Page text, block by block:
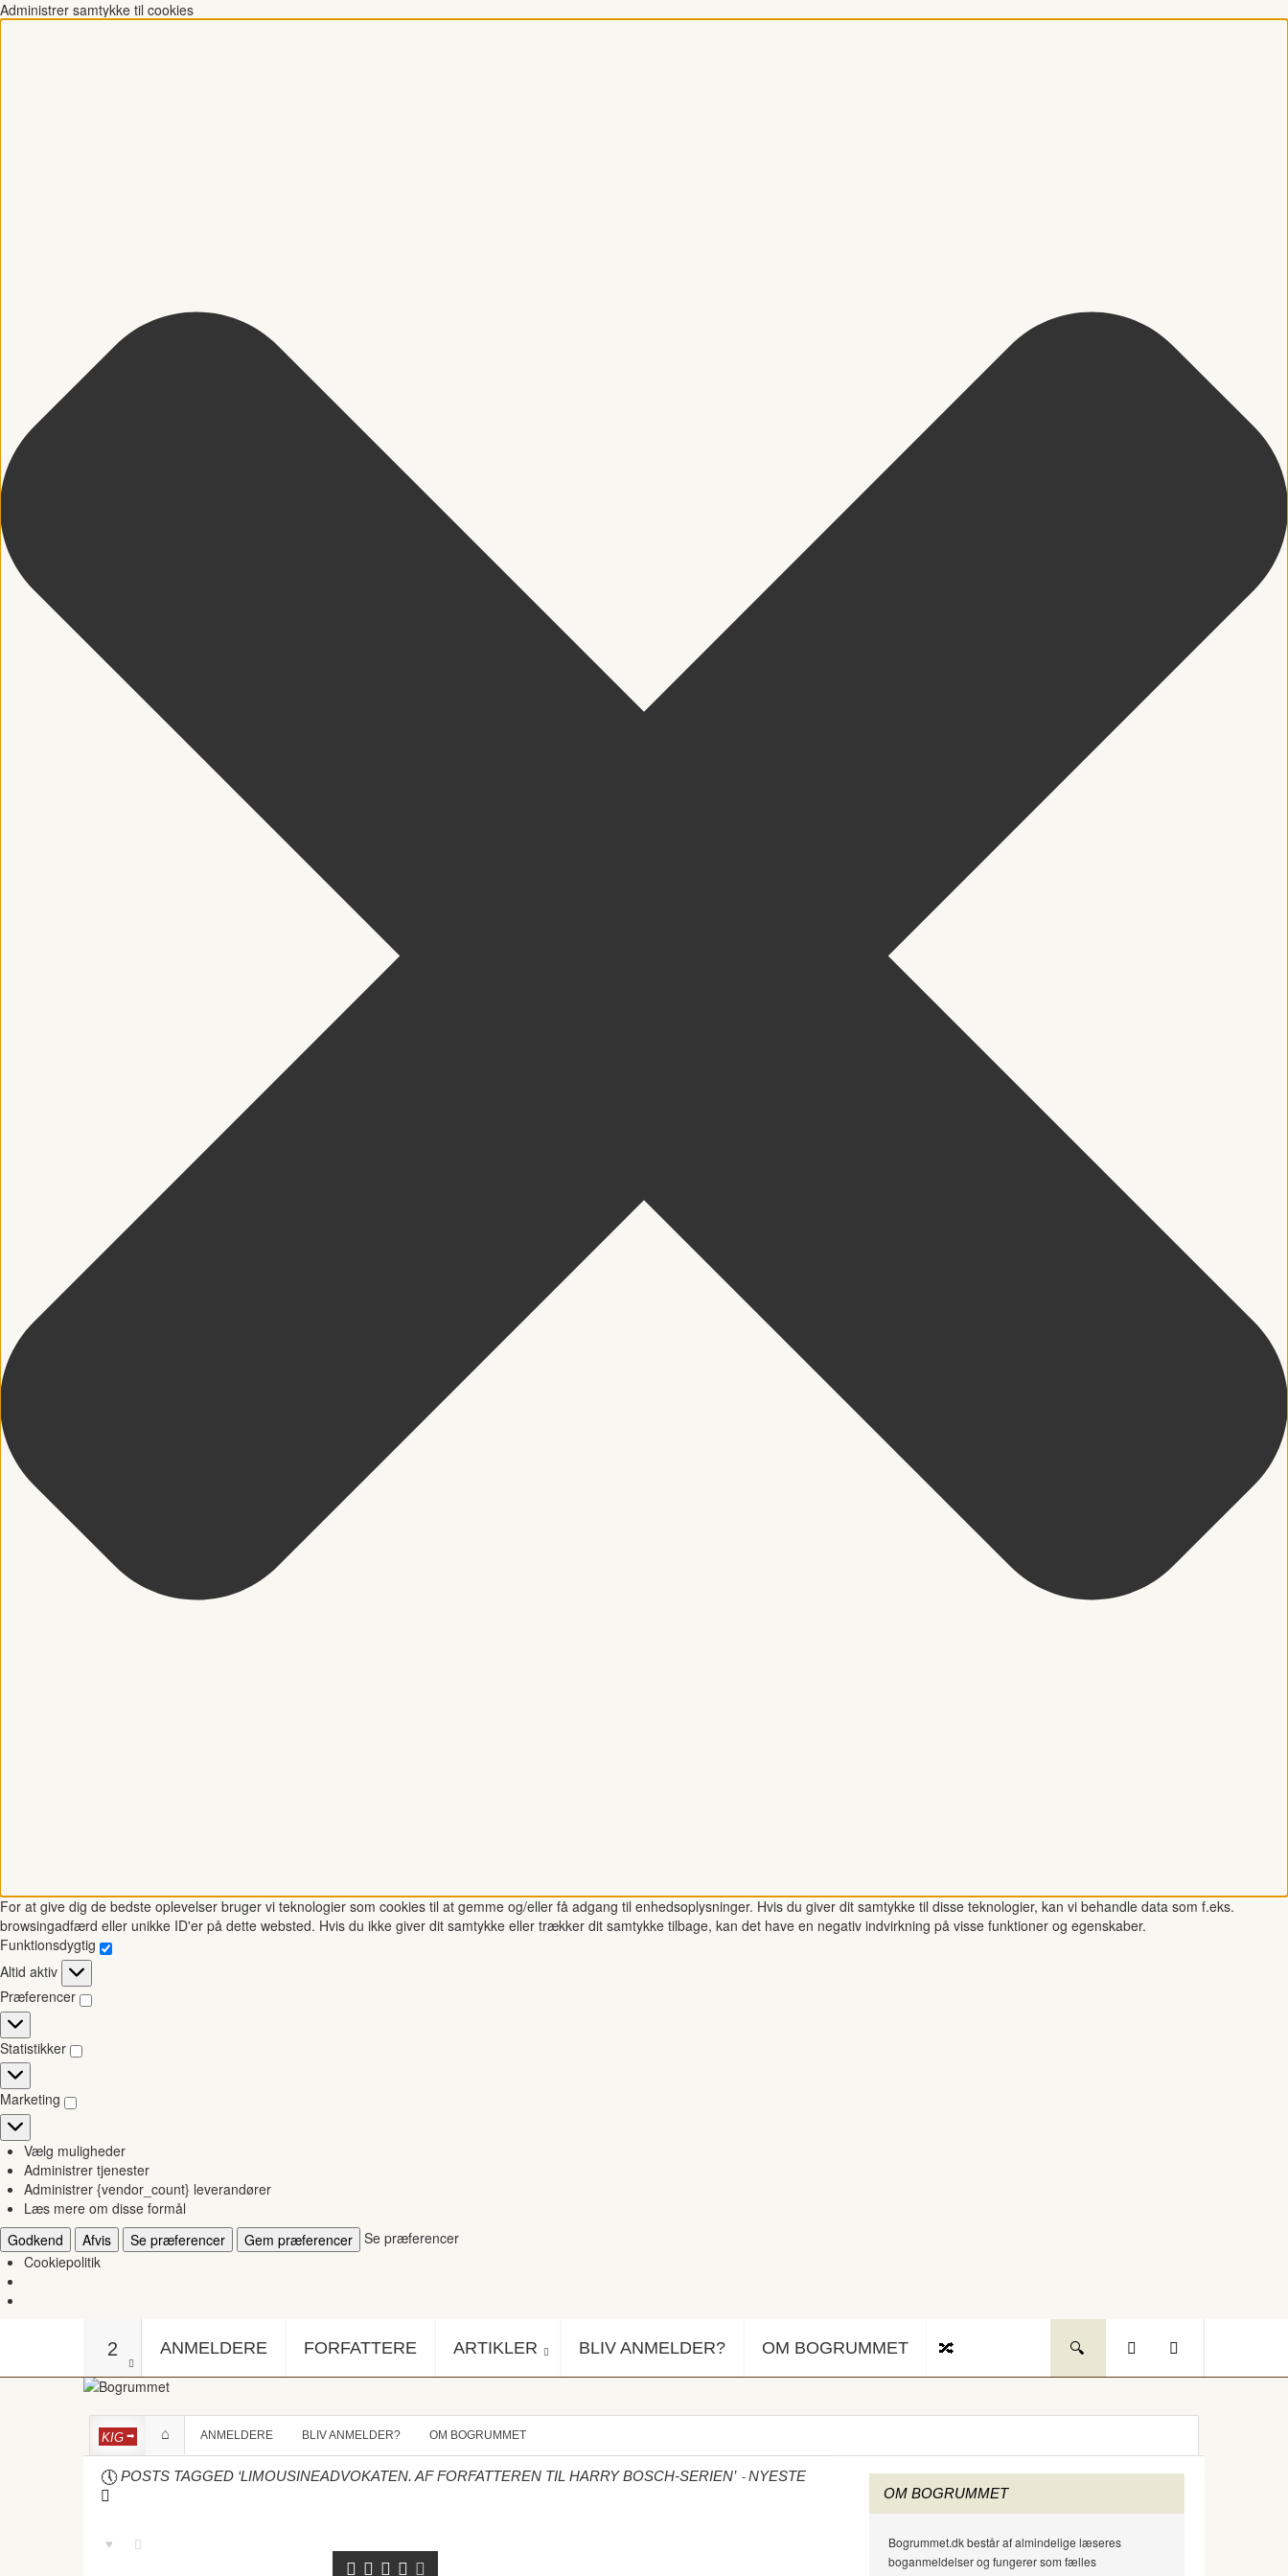
Administrer samtykke til cookies
For at give dig de bedste oplevelser bruger vi teknologier som cookies til at gemme og/eller få adgang til enhedsoplysninger. Hvis du giver dit samtykke til disse teknologier, kan vi behandle data som f.eks.
browsingadfærd eller unikke ID'er på dette websted. Hvis du ikke giver dit samtykke eller trækker dit samtykke tilbage, kan det have en negativ indvirkning på visse funktioner og egenskaber.
Funktionsdygtig
Funktionsdygtig
Altid aktiv
Præferencer
Præferencer
Statistikker
Statistikker
Marketing
Marketing
Vælg muligheder
Administrer tjenester
Administrer {vendor_count} leverandører
Læs mere om disse formål
Godkend
Afvis Se præferencer Gem præferencer Se præferencer
Cookiepolitik
2 ANMELDERE FORFATTERE ARTIKLER BLIV ANMELDER? OM BOGRUMMET
KIG ANMELDERE BLIV ANMELDER? OM BOGRUMMET
POSTS TAGGED ‘LIMOUSINEADVOKATEN. AF FORFATTEREN TIL HARRY BOSCH-SERIEN’ -NYESTE
OM BOGRUMMET
Bogrummet.dk består af almindelige læseres
boganmeldelser og fungerer som fælles